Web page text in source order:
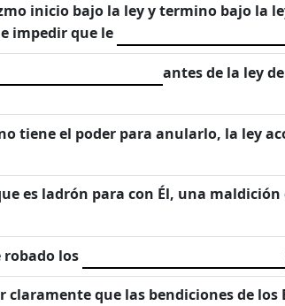
inicio bajo la ley y termino bajo la
impedir que le
antes de la ley
tiene el poder para anularlo, la ley
es ladrón para con Él, una
robado los
que las bendiciones de los